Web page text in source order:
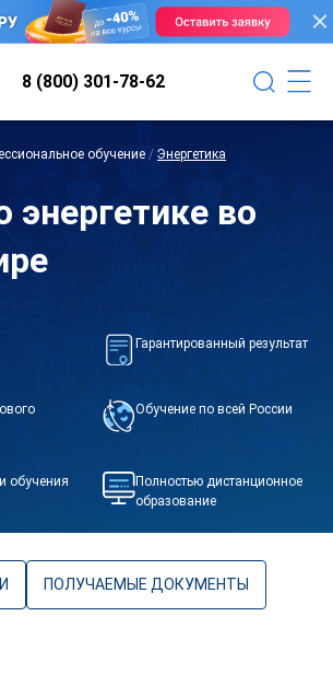
8 (800) 301-78-62
обучение / Энергетика
энергетике во
Гарантированный результат
Обучение по всей России
обучения
Полностью дистанционное
образование
ПОЛУЧАЕМЫЕ ДОКУМЕНТЫ